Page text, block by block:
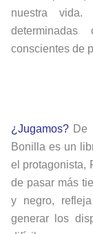
nuestra vida.
determinadas
conscientes de
¿Jugamos? De
Bonilla es un
el protagonista,
de pasar más
y negro,
generar los